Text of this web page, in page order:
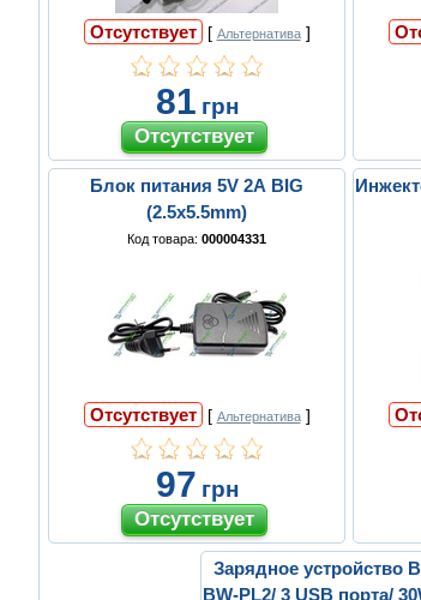
Отсутствует [ Альтернатива]
81 грн
Блок питания 5V 2A BIG
(2.5x5.5mm)
Код товара: 000004331
Отсутствует [ Альтернатива]
97 грн
Зарядное устройство
BW-PL2/ 3 USB порта/